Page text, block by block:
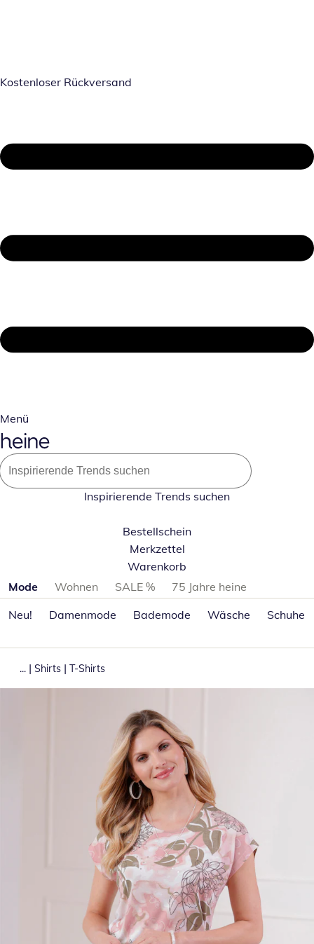
Kostenloser Rückversand
Menü
Inspirierende Trends suchen
Bestellschein
Merkzettel
Warenkorb
Produktkategorien überspringen
Mode Wohnen SALE %
75 Jahre heine
Neu!
Damenmode Bademode Wäsche Schuhe
... | Shirts | T-Shirts